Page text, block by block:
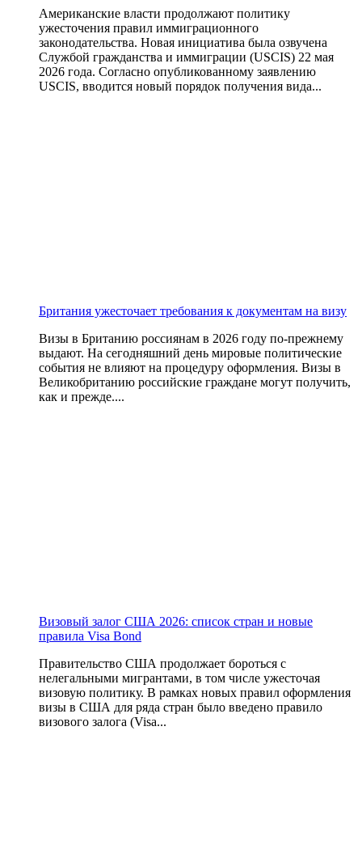
Американские власти продолжают политику
ужесточения правил иммиграционного
законодательства. Новая инициатива была озвучена
Службой гражданства и иммиграции (USCIS) 22 мая
2026 года. Согласно опубликованному заявлению
USCIS, вводится новый порядок получения вида...
Британия ужесточает требования к документам на визу
Визы в Британию россиянам в 2026 году по-прежнему
выдают. На сегодняшний день мировые политические
события не влияют на процедуру оформления. Визы в
Великобританию российские граждане могут получить,
как и прежде....
Визовый залог США 2026: список стран и новые
правила Visa Bond
Правительство США продолжает бороться с
нелегальными мигрантами, в том числе ужесточая
визовую политику. В рамках новых правил оформления
визы в США для ряда стран было введено правило
визового залога (Visa...